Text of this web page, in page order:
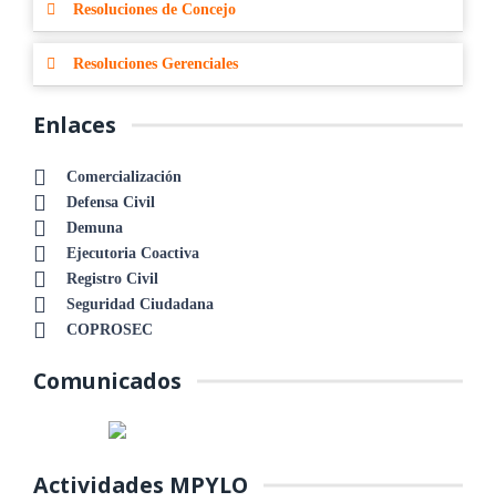
Resoluciones de Concejo
Resoluciones Gerenciales
Enlaces
Comercialización
Defensa Civil
Demuna
Ejecutoria Coactiva
Registro Civil
Seguridad Ciudadana
COPROSEC
Comunicados
Actividades MPYLO